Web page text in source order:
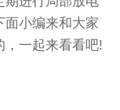
面小编来和大家
，一起来看看吧!